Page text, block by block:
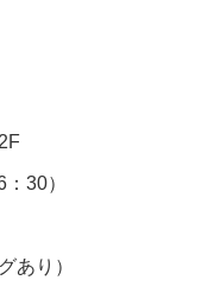
30）
あり）